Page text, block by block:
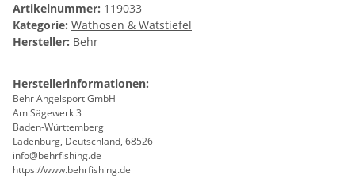
Artikelnummer: 119033
Kategorie: Wathosen & Watstiefel
Hersteller: Behr
Herstellerinformationen:
Behr Angelsport GmbH
Am Sägewerk 3
Baden-Württemberg
Ladenburg, Deutschland, 68526
info@behrfishing.de
https://www.behrfishing.de